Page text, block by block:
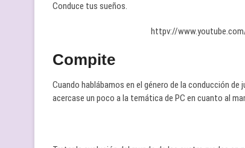
Conduce tus sueños.
httpv://
Compite
Cuando hablábamos en el género de la conducción
acercase un poco a la temática de PC en cuanto al